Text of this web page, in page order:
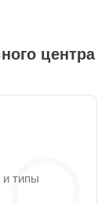
центра
и типы